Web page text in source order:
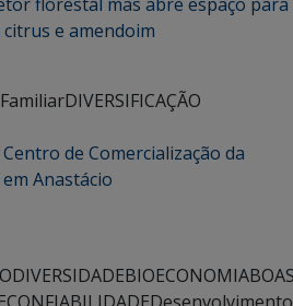
e amendoim
DIVERSIFICAÇÃO
de Comercialização da
Anastácio
BIOECONOMIA